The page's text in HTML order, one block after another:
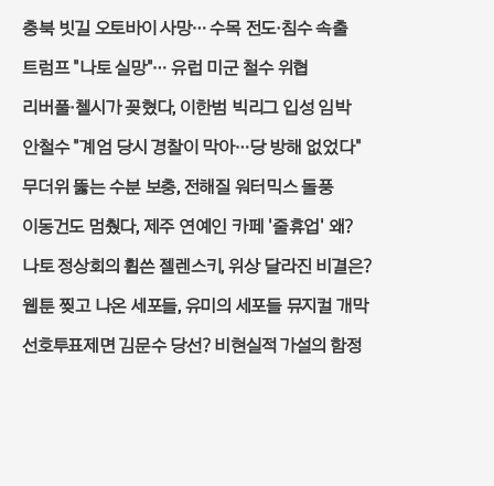
충북 빗길 오토바이 사망… 수목 전도·침수 속출
트럼프 "나토 실망"… 유럽 미군 철수 위협
리버풀·첼시가 꽂혔다, 이한범 빅리그 입성 임박
안철수 "계엄 당시 경찰이 막아…당 방해 없었다"
무더위 뚫는 수분 보충, 전해질 워터믹스 돌풍
이동건도 멈췄다, 제주 연예인 카페 '줄휴업' 왜?
나토 정상회의 휩쓴 젤렌스키, 위상 달라진 비결은?
웹툰 찢고 나온 세포들, 유미의 세포들 뮤지컬 개막
선호투표제면 김문수 당선? 비현실적 가설의 함정